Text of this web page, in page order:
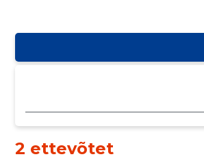
2 ettevõtet